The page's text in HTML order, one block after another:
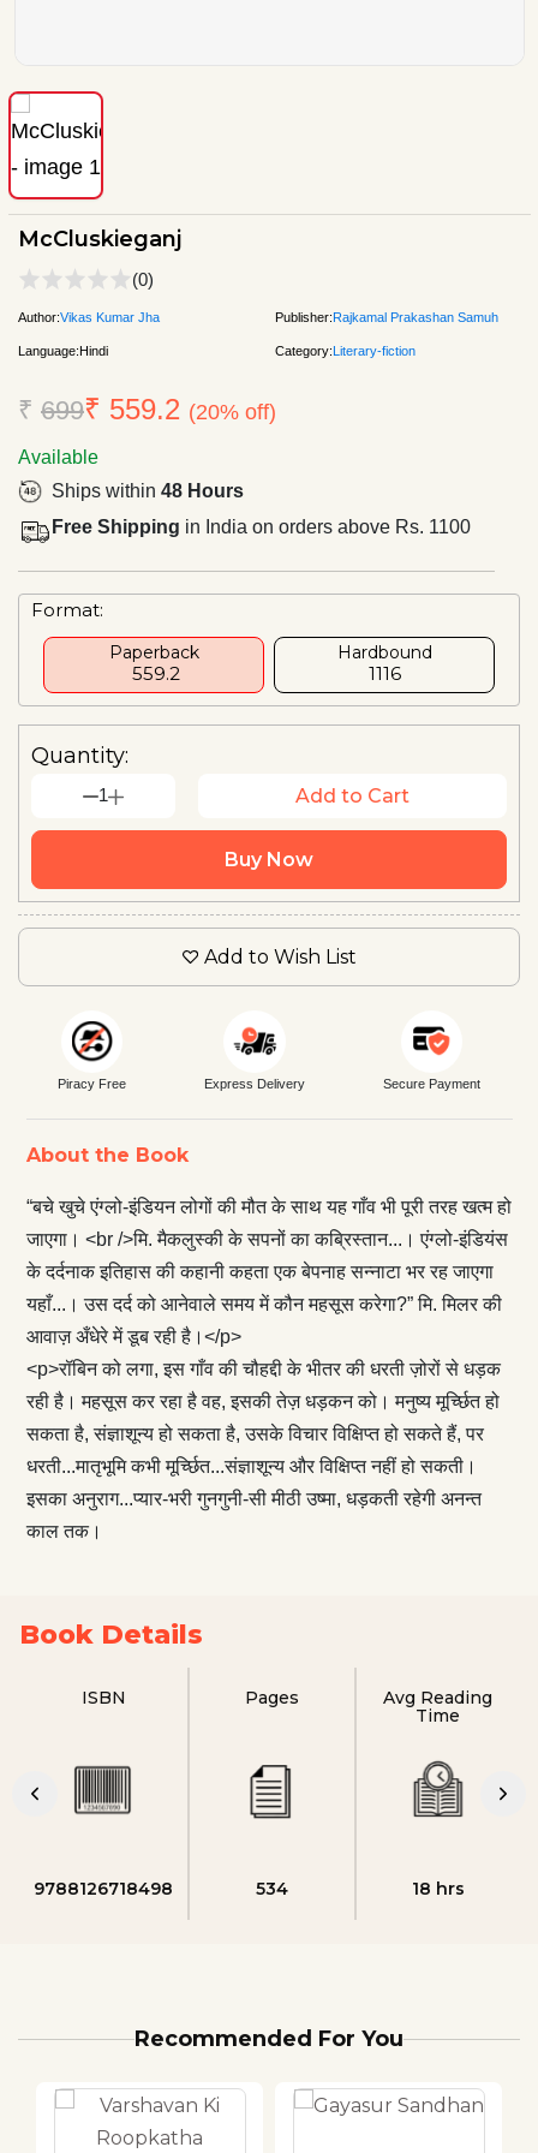
McCluskieganj
(0)
Author:Vikas Kumar Jha Publisher:Rajkamal Prakashan Samuh
Language:Hindi Category:Literary-fiction
₹ 699₹ 559.2 (20% off)
Available
Ships within 48 Hours
Free Shipping in India on orders above Rs. 1100
Format:
Paperback
₹ 559.2
Hardbound
₹1116
Quantity:
1 Add to Cart
Buy Now
Add to Wish List
Piracy Free Express Delivery Secure Payment
About the Book
“बचे खुचे एंग्लो-इंडियन लोगों की मौत के साथ यह गाँव भी पूरी तरह खत्म हो
जाएगा। <br />मि. मैकलुस्की के सपनों का कब्रिस्तान...। एंग्लो-इंडियंस
के दर्दनाक इतिहास की कहानी कहता एक बेपनाह सन्नाटा भर रह जाएगा
यहाँ...। उस दर्द को आनेवाले समय में कौन महसूस करेगा?” मि. मिलर की
आवाज़ अँधेरे में डूब रही है।</p>
<p>रॉबिन को लगा, इस गाँव की चौहद्दी के भीतर की धरती ज़ोरों से धड़क
रही है। महसूस कर रहा है वह, इसकी तेज़ धड़कन को। मनुष्य मूर्च्छित हो
सकता है, संज्ञाशून्य हो सकता है, उसके विचार विक्षिप्त हो सकते हैं, पर
धरती...मातृभूमि कभी मूर्च्छित...संज्ञाशून्य और विक्षिप्त नहीं हो सकती।
इसका अनुराग...प्यार-भरी गुनगुनी-सी मीठी उष्मा, धड़कती रहेगी अनन्त
काल तक।
Book Details
ISBN
9788126718498
Pages
534
Avg Reading
Time
18 hrs
Recommended For You